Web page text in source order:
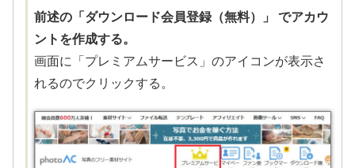
前述の「ダウンロード会員登録（無料）」 でアカウ
ントを作成する。
画面に「プレミアムサービス」のアイコンが表示さ
れるのでクリックする。